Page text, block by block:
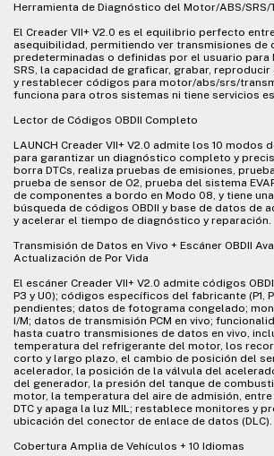
Herramienta de Diagnóstico del Motor/ABS/SRS/
El Creader VII+ V2.0 es el equilibrio perfecto
asequibilidad, permitiendo ver transmisiones de
predeterminadas o definidas por el usuario para
SRS, la capacidad de graficar, grabar,
y restablecer códigos para motor/abs/srs/
funciona para otros sistemas ni tiene servicios
Lector de Códigos OBDII Completo
LAUNCH Creader VII+ V2.0 admite los 10 modos
para garantizar un diagnóstico completo y
borra DTCs, realiza pruebas de emisiones,
prueba de sensor de O2, prueba del sistema
de componentes a bordo en Modo 08, y tiene
búsqueda de códigos OBDII y base de datos de
y acelerar el tiempo de diagnóstico y reparación.
Transmisión de Datos en Vivo + Escáner OBDII
Actualización de Por Vida
El escáner Creader VII+ V2.0 admite códigos
P3 y U0); códigos específicos del fabricante (P1,
pendientes; datos de fotograma congelado;
I/M; datos de transmisión PCM en vivo;
hasta cuatro transmisiones de datos en vivo,
temperatura del refrigerante del motor, los
corto y largo plazo, el cambio de posición del
acelerador, la posición de la válvula del
del generador, la presión del tanque de
motor, la temperatura del aire de admisión,
DTC y apaga la luz MIL; restablece monitores y
ubicación del conector de enlace de datos (DLC).
Cobertura Amplia de Vehículos + 10 Idiomas